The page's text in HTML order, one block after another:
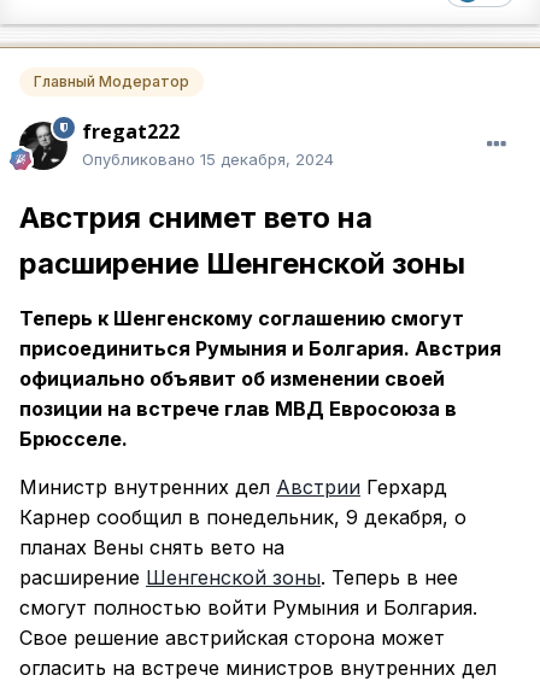
Главный Модератор
fregat222
Опубликовано 15 декабря, 2024
Австрия снимет вето на
расширение Шенгенской зоны
Теперь к Шенгенскому соглашению смогут
присоединиться Румыния и Болгария. Австрия
официально объявит об изменении своей
позиции на встрече глав МВД Евросоюза в
Брюсселе.
Министр внутренних дел Австрии Герхард
Карнер сообщил в понедельник, 9 декабря, о
планах Вены снять вето на
расширение Шенгенской зоны. Теперь в нее
смогут полностью войти Румыния и Болгария.
Свое решение австрийская сторона может
огласить на встрече министров внутренних дел